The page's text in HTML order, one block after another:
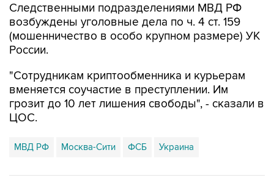
Следственными подразделениями МВД РФ
возбуждены уголовные дела по ч. 4 ст. 159
(мошенничество в особо крупном размере) УК
России.
"Сотрудникам криптообменника и курьерам
вменяется соучастие в преступлении. Им
грозит до 10 лет лишения свободы", - сказали в
ЦОС.
МВД РФ Москва-Сити ФСБ Украина